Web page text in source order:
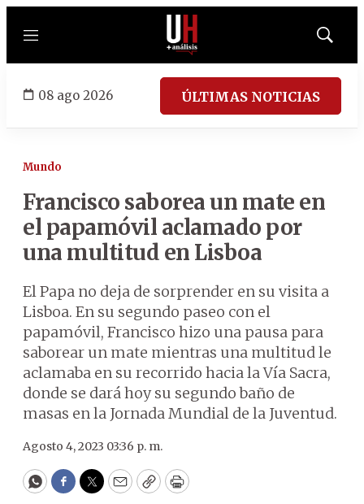
Menú
Mostrar
08 ago 2026 ÚLTIMAS NOTICIAS
Mundo
Francisco saborea un mate en
el papamóvil aclamado por
una multitud en Lisboa
El Papa no deja de sorprender en su visita a
Lisboa. En su segundo paseo con el
papamóvil, Francisco hizo una pausa para
saborear un mate mientras una multitud le
aclamaba en su recorrido hacia la Vía Sacra,
donde se dará hoy su segundo baño de
masas en la Jornada Mundial de la Juventud.
Agosto 4, 2023 03:36 p. m.
WhatsApp
Facebook
Twitter
EmailCopyPrint